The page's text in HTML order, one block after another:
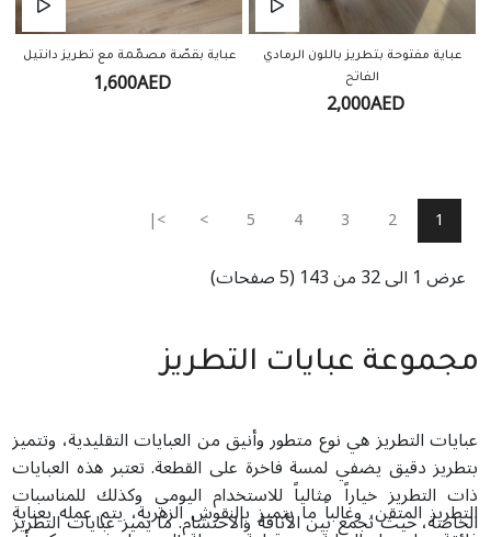
عباية مفتوحة بتطريز باللون الرمادي
الفاتح
2,000AED
عباية بقصّة مصمّمة مع تطريز دانتيل
1,600AED
1
2
3
4
5
>
>|
عرض 1 الى 32 من 143 (5 صفحات)
مجموعة عبايات التطريز
عبايات التطريز هي نوع متطور وأنيق من العبايات التقليدية، وتتميز
بتطريز دقيق يضفي لمسة فاخرة على القطعة. تعتبر هذه العبايات
ذات التطريز خياراً مثالياً للاستخدام اليومي وكذلك للمناسبات
الخاصة، حيث تجمع بين الأناقة والاحتشام. ما يميز عبايات التطريز
التطريز المتقن، وغالباً ما يتميز بالنقوش الزهرية، يتم عمله بعناية